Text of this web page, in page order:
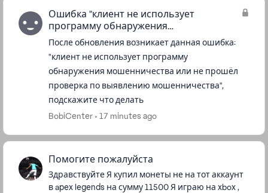
Ошибка "клиент не использует
программу обнаружения
мошенничества..."
После обновления возникает данная ошибка:
"клиент не использует программу
обнаружения мошенничества или не прошёл
проверка по выявлению мошенничества",
подскажите что делать
BobiCenter
17 minutes ago
Помогите пожалуйста
Здравствуйте Я купил монеты не на тот аккаунт
в apex legends на сумму 11500 Я играю на xbox ,